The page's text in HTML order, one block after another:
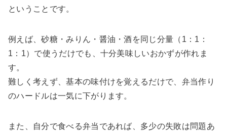
ということです。
例えば、砂糖・みりん・醤油・酒を同じ分量（1：1：
1：1）で使うだけでも、十分美味しいおかずが作れま
す。
難しく考えず、基本の味付けを覚えるだけで、弁当作り
のハードルは一気に下がります。
また、自分で食べる弁当であれば、多少の失敗は問題あ